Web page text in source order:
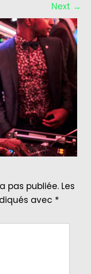
Next →
pas publiée. Les
avec *